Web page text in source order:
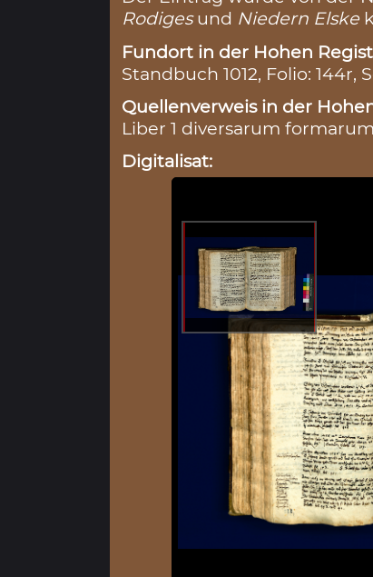
Rodigesund Niedern Elske
Fundort in der Hohen
Standbuch 1012, Folio:
Quellenverweis in der
Liber 1 diversarum
Digitalisat: